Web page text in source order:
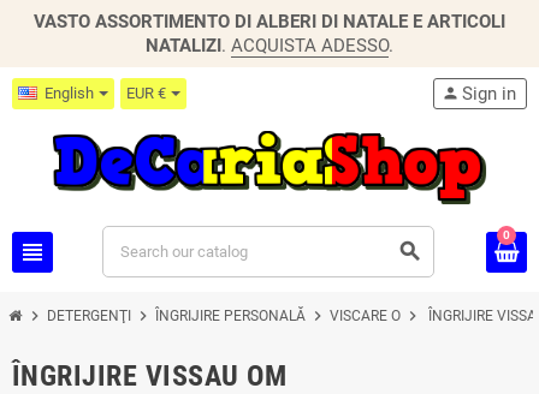
VASTO ASSORTIMENTO DI ALBERI DI NATALE E ARTICOLI
NATALIZI. ACQUISTA ADESSO.
English EUR €
view_headline search
person Sign in
0
chevron_right DETERGENŢI chevron_right ÎNGRIJIRE PERSONALĂ chevron_right VISCARE O chevron_right ÎNGRIJIRE
ÎNGRIJIRE VISSAU OM